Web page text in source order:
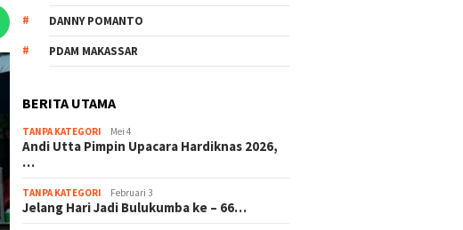
DANNY POMANTO
PDAM MAKASSAR
BERITA UTAMA
TANPA KATEGORI Mei 4
Andi Utta Pimpin Upacara Hardiknas 2026,
…
TANPA KATEGORI Februari 3
Jelang Hari Jadi Bulukumba ke – 66…